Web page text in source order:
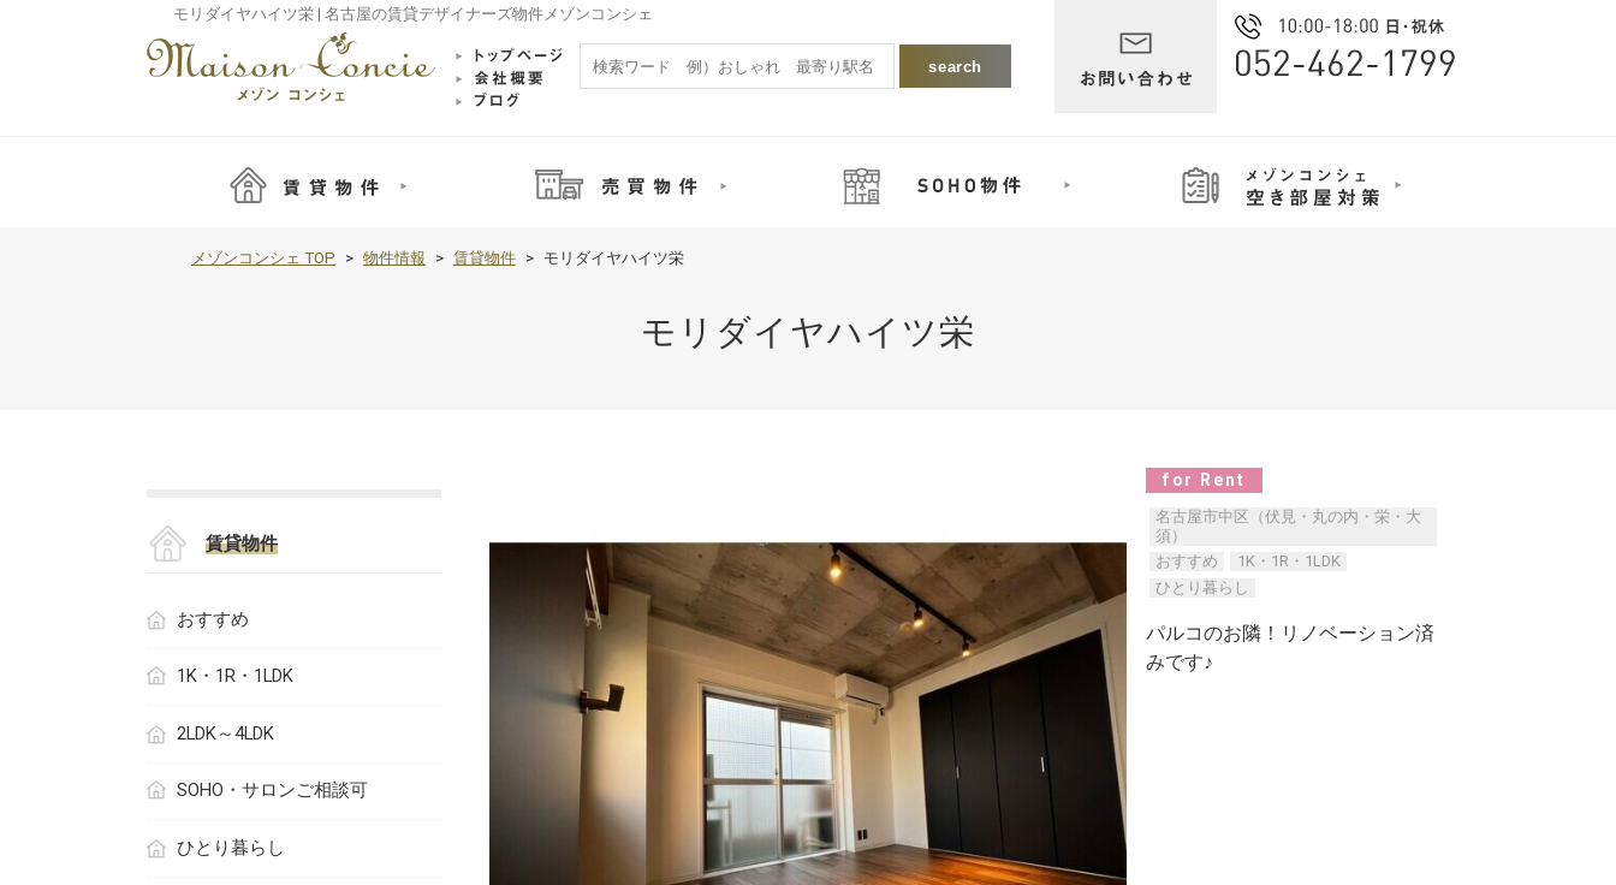
モリダイヤハイツ栄 | 名古屋の賃貸デザイナーズ物件メゾンコンシェ
メゾンコンシェ TOP 物件情報 賃貸物件 モリダイヤハイツ栄
モリダイヤハイツ栄
for Rent
名古屋市中区（伏見・丸の内・栄・大
須）
おすすめ
1K・1R・1LDK
ひとり暮らし
パルコのお隣！リノベーション済
みです♪
賃貸物件
おすすめ
1K・1R・1LDK
2LDK～4LDK
SOHO・サロンご相談可
ひとり暮らし